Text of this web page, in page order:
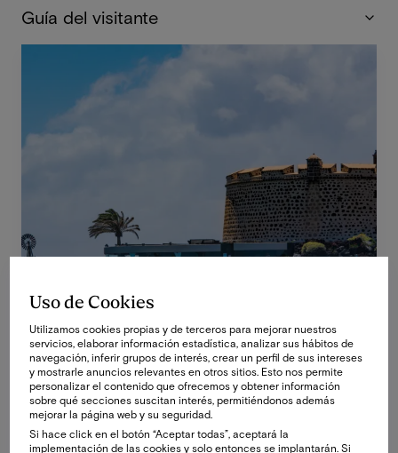
Guía del visitante
Uso de Cookies
Utilizamos cookies propias y de terceros para mejorar nuestros
servicios, elaborar información estadística, analizar sus hábitos de
navegación, inferir grupos de interés, crear un perfil de sus intereses
y mostrarle anuncios relevantes en otros sitios. Esto nos permite
personalizar el contenido que ofrecemos y obtener información
sobre qué secciones suscitan interés, permitiéndonos además
mejorar la página web y su seguridad.
Si hace click en el botón “Aceptar todas”, aceptará la
implementación de las cookies y solo entonces se implantarán. Si